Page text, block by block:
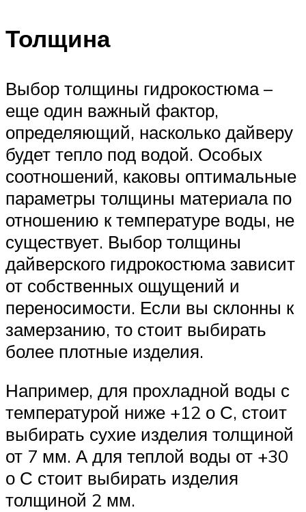
Толщина
Выбор толщины гидрокостюма –
еще один важный фактор,
определяющий, насколько дайверу
будет тепло под водой. Особых
соотношений, каковы оптимальные
параметры толщины материала по
отношению к температуре воды, не
существует. Выбор толщины
дайверского гидрокостюма зависит
от собственных ощущений и
переносимости. Если вы склонны к
замерзанию, то стоит выбирать
более плотные изделия.
Например, для прохладной воды с
температурой ниже +12 о С, стоит
выбирать сухие изделия толщиной
от 7 мм. А для теплой воды от +30
о С стоит выбирать изделия
толщиной 2 мм.